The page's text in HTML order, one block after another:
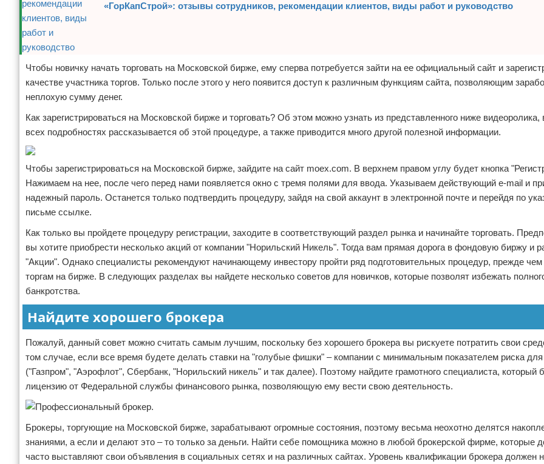
«ГорКапСтрой»: отзывы сотрудников, рекомендации клиентов, виды работ и руководство
Чтобы новичку начать торговать на Московской бирже, ему сперва потребуется зайти на ее официальный сайт и
качестве участника торгов. Только после этого у него появится доступ к различным функциям сайта, позволяющим
неплохую сумму денег.
Как зарегистрироваться на Московской бирже и торговать? Об этом можно узнать из представленного ниже видеоролика,
всех подробностях рассказывается об этой процедуре, а также приводится много другой полезной информации.
Чтобы зарегистрироваться на Московской бирже, зайдите на сайт moex.com. В верхнем правом углу будет кнопка
Нажимаем на нее, после чего перед нами появляется окно с тремя полями для ввода. Указываем действующий e-mail и
надежный пароль. Останется только подтвердить процедуру, зайдя на свой аккаунт в электронной почте и перейдя по
письме ссылке.
Как только вы пройдете процедуру регистрации, заходите в соответствующий раздел рынка и начинайте торговать.
вы хотите приобрести несколько акций от компании "Норильский Никель". Тогда вам прямая дорога в фондовую биржу и
"Акции". Однако специалисты рекомендуют начинающему инвестору пройти ряд подготовительных процедур, прежде чем
торгам на бирже. В следующих разделах вы найдете несколько советов для новичков, которые позволят избежать
банкротства.
Найдите хорошего брокера
Пожалуй, данный совет можно считать самым лучшим, поскольку без хорошего брокера вы рискуете потратить свои
том случае, если все время будете делать ставки на "голубые фишки" – компании с минимальным показателем риска для
("Газпром", "Аэрофлот", Сбербанк, "Норильский никель" и так далее). Поэтому найдите грамотного специалиста, который
лицензию от Федеральной службы финансового рынка, позволяющую ему вести свою деятельность.
Брокеры, торгующие на Московской бирже, зарабатывают огромные состояния, поэтому весьма неохотно делятся
знаниями, а если и делают это – то только за деньги. Найти себе помощника можно в любой брокерской фирме, которые
часто выставляют свои объявления в социальных сетях и на различных сайтах. Уровень квалификации брокера должен